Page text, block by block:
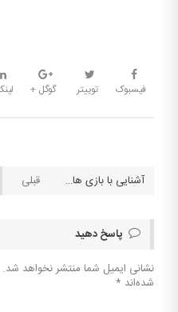
فیسبوک توییتر گوگل +
آشنایی با بازی های محبوب با دیلر زنده
پاسخ دهید
نشانی ایمیل شما منتشر نخواهد شد.
شده‌اند *